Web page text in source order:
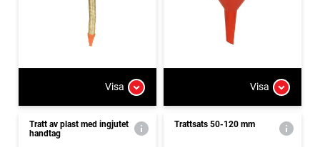
Visa Visa
Tratt av plast med ingjutet
handtag
Trattsats 50-120 mm